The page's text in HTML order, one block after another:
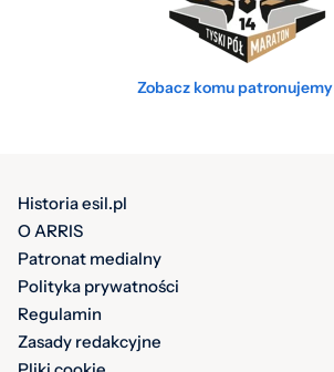
Zobacz komu patronujemy
Historia esil.pl
O ARRIS
Patronat medialny
Polityka prywatności
Regulamin
Zasady redakcyjne